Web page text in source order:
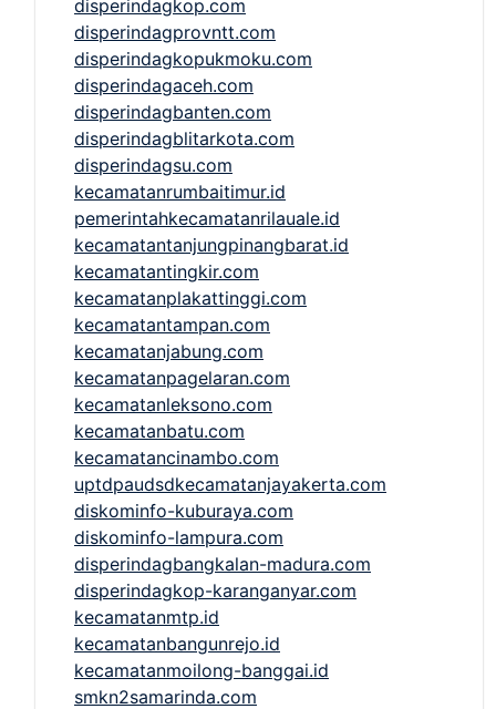
disperindagkop.com
disperindagprovntt.com
disperindagkopukmoku.com
disperindagaceh.com
disperindagbanten.com
disperindagblitarkota.com
disperindagsu.com
kecamatanrumbaitimur.id
pemerintahkecamatanrilauale.id
kecamatantanjungpinangbarat.id
kecamatantingkir.com
kecamatanplakattinggi.com
kecamatantampan.com
kecamatanjabung.com
kecamatanpagelaran.com
kecamatanleksono.com
kecamatanbatu.com
kecamatancinambo.com
uptdpaudsdkecamatanjayakerta.com
diskominfo-kuburaya.com
diskominfo-lampura.com
disperindagbangkalan-madura.com
disperindagkop-karanganyar.com
kecamatanmtp.id
kecamatanbangunrejo.id
kecamatanmoilong-banggai.id
smkn2samarinda.com